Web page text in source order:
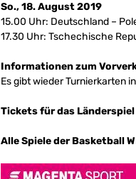
So., 18. August 2019
15.00 Uhr: Deutschland –
17.30 Uhr: Tschechische
Informationen zum
Es gibt wieder Turnierkarten
Tickets für das
Alle Spiele der Basketball